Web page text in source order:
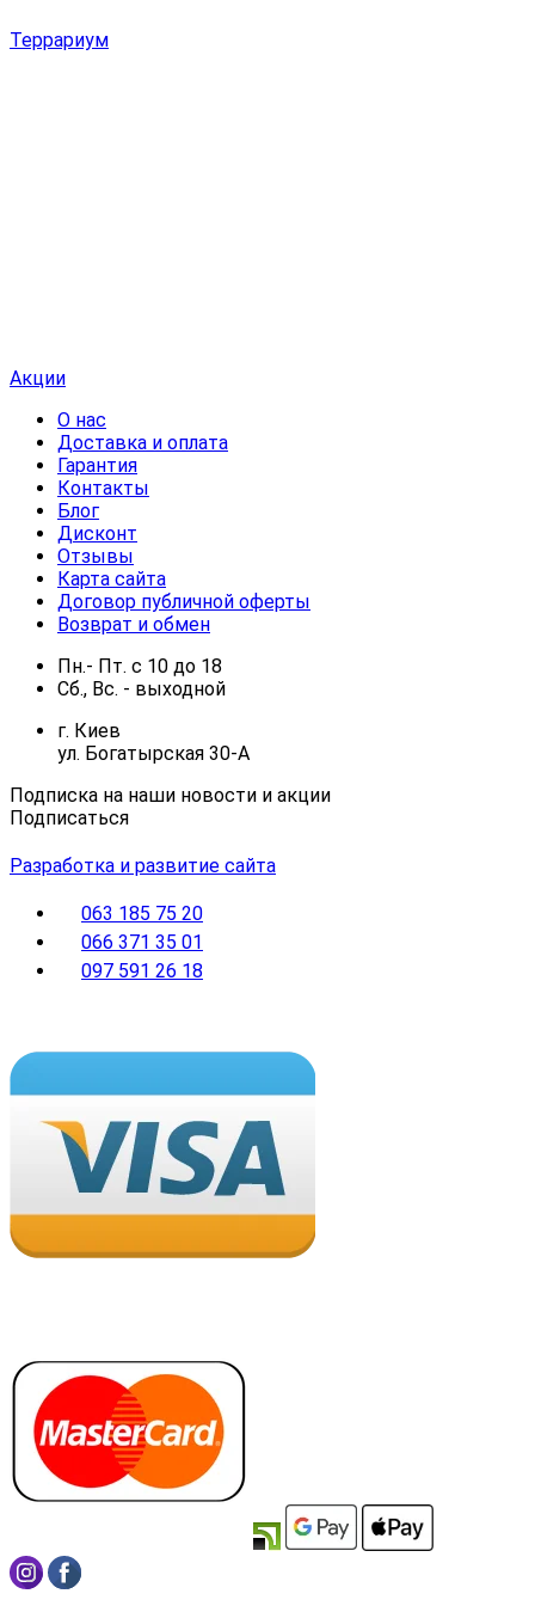
Террариум
Акции
О нас
Доставка и оплата
Гарантия
Контакты
Блог
Дисконт
Отзывы
Карта сайта
Договор публичной оферты
Возврат и обмен
Пн.- Пт. с 10 до 18
Сб., Вс. - выходной
г. Киев
ул. Богатырская 30-А
Подписка на наши новости и акции
Подписаться
Разработка и развитие сайта
063 185 75 20
066 371 35 01
097 591 26 18